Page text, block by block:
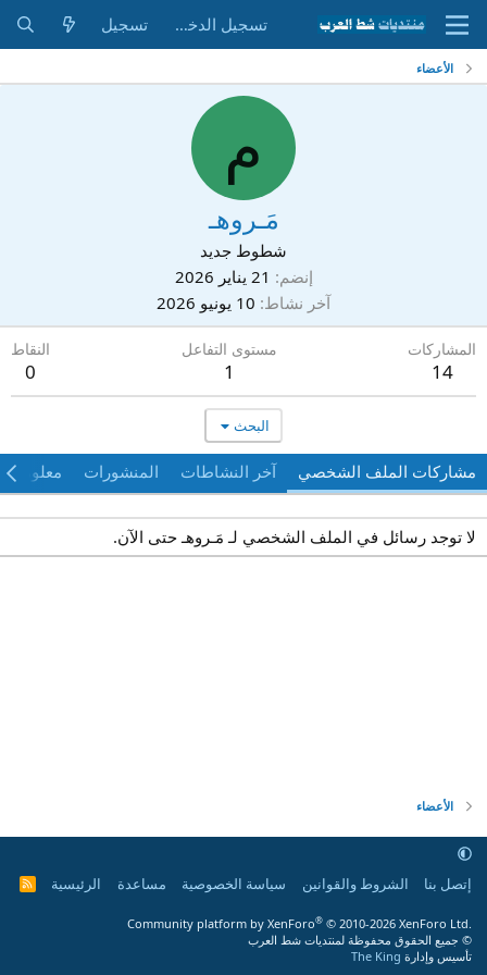
تسجيل الدخول تسجيل
الأعضاء
م
مَـروهـ
شطوط جديد
إنضم 21 يناير 2026
آخر نشاط 10 يونيو 2026
المشاركات
14
مستوى التفاعل
1
النقاط
0
البحث
مشاركات الملف الشخصي آخر النشاطات المنشورات معلومات
لا توجد رسائل في الملف الشخصي لـ مَـروهـ حتى الآن.
الأعضاء
إتصل بنا الشروط والقوانين سياسة الخصوصية مساعدة الرئيسية
R
Community platform by XenForo® © 2010-2026 XenForo Ltd.
© جميع الحقوق محفوظة لمنتديات شط العرب
تأسيس وإدارة The King